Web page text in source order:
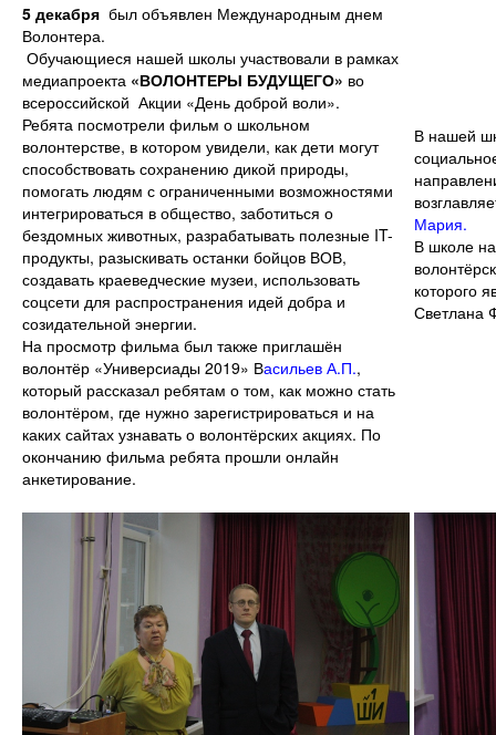
5 декабря был объявлен Международным днем
Волонтера.
Обучающиеся нашей школы участвовали в рамках
медиапроекта «ВОЛОНТЕРЫ БУДУЩЕГО» во
всероссийской Акции «День доброй воли».
Ребята посмотрели фильм о школьном
волонтерстве, в котором увидели, как дети могут
способствовать сохранению дикой природы,
помогать людям с ограниченными возможностями
интегрироваться в общество, заботиться о
бездомных животных, разрабатывать полезные IT-
продукты, разыскивать останки бойцов ВОВ,
создавать краеведческие музеи, использовать
соцсети для распространения идей добра и
созидательной энергии.
На просмотр фильма был также приглашён
волонтёр «Универсиады 2019» Васильев А.П.,
который рассказал ребятам о том, как можно стать
волонтёром, где нужно зарегистрироваться и на
каких сайтах узнавать о волонтёрских акциях. По
окончанию фильма ребята прошли онлайн
анкетирование.
В нашей
Мария.
В школе
которого
Светлана